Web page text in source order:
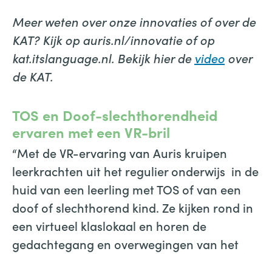
Meer weten over onze innovaties of over de
KAT? Kijk op auris.nl/innovatie of op
kat.itslanguage.nl. Bekijk hier de video over
de KAT.
TOS en Doof-slechthorendheid
ervaren met een VR-bril
“Met de VR-ervaring van Auris kruipen
leerkrachten uit het regulier onderwijs in de
huid van een leerling met TOS of van een
doof of slechthorend kind. Ze kijken rond in
een virtueel klaslokaal en horen de
gedachtegang en overwegingen van het